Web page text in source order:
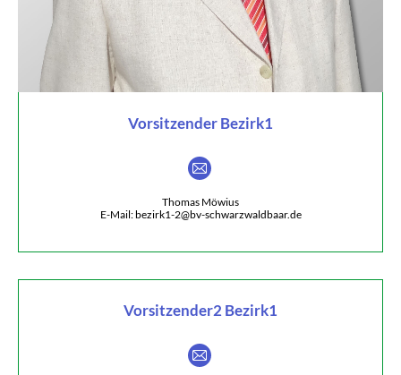
Vorsitzender Bezirk1
Thomas Möwius
E-Mail: bezirk1-2@bv-schwarzwaldbaar.de
E-
mail
Vorsitzender2 Bezirk1
E-